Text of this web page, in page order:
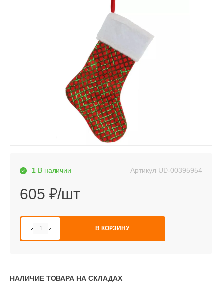
1 В наличии Артикул UD-00395954
605 ₽/шт
В КОРЗИНУ
НАЛИЧИЕ ТОВАРА НА СКЛАДАХ